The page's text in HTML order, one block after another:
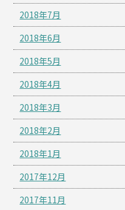
2018年7月
2018年6月
2018年5月
2018年4月
2018年3月
2018年2月
2018年1月
2017年12月
2017年11月